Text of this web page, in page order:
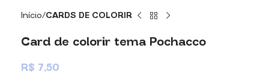
Início CARDS DE COLORIR
Card de colorir tema Pochacco
R$ 7,50